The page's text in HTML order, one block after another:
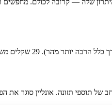
תוספי תזונה. אונליין סוגר את